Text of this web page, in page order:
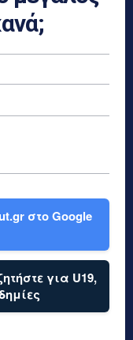
στο Google
για U19,